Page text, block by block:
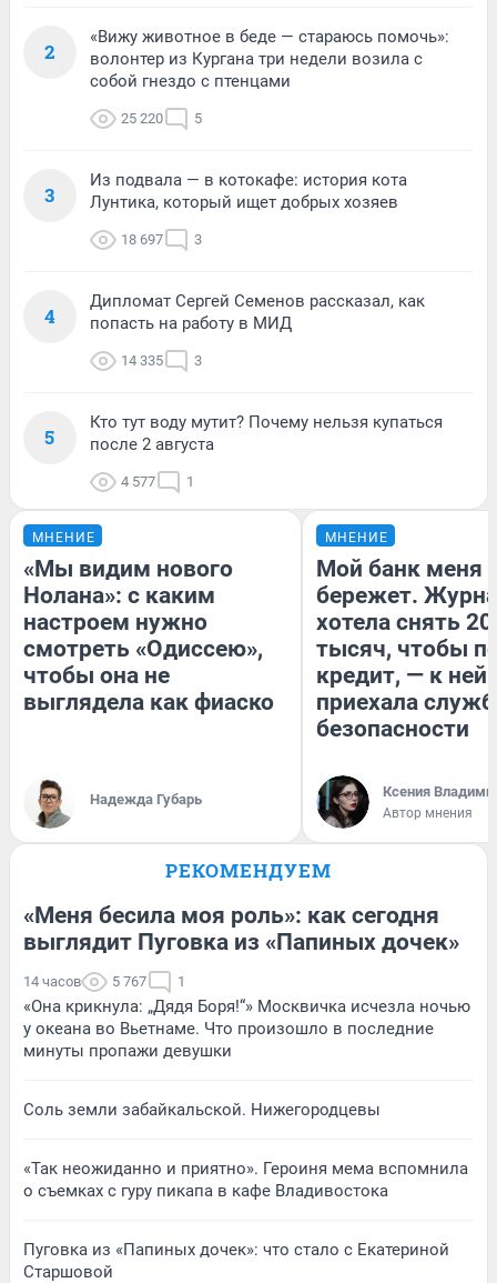
2
«Вижу животное в беде — стараюсь помочь»:
волонтер из Кургана три недели возила с
собой гнездо с птенцами
25 220 5
3
Из подвала — в котокафе: история кота
Лунтика, который ищет добрых хозяев
18 697 3
4
Дипломат Сергей Семенов рассказал, как
попасть на работу в МИД
14 335 3
5
Кто тут воду мутит? Почему нельзя купаться
после 2 августа
4 577 1
МНЕНИЕ
«Мы видим нового
Нолана»: с каким
настроем нужно
смотреть «Одиссею»,
чтобы она не
выглядела как фиаско
Надежда Губарь
МНЕНИЕ
Мой банк меня
бережет.
хотела снять
тысяч, чтобы
кредит, — к
приехала
безопасности
Ксения
Автор мнения
РЕКОМЕНДУЕМ
«Меня бесила моя роль»: как сегодня
выглядит Пуговка из «Папиных дочек»
14 часов 5 767 1
«Она крикнула: „Дядя Боря!“» Москвичка исчезла ночью
у океана во Вьетнаме. Что произошло в последние
минуты пропажи девушки
Соль земли забайкальской. Нижегородцевы
«Так неожиданно и приятно». Героиня мема вспомнила
о съемках с гуру пикапа в кафе Владивостока
Пуговка из «Папиных дочек»: что стало с Екатериной
Старшовой